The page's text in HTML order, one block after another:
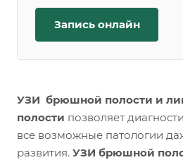
Запись онлайн
УЗИ брюшной полости и
полости позволяет
все возможные патологии
развития. УЗИ брюшной